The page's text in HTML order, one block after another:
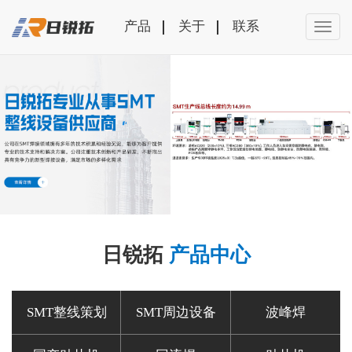
产品 关于 联系
日锐拓 产品中心
SMT整线策划 SMT周边设备 波峰焊